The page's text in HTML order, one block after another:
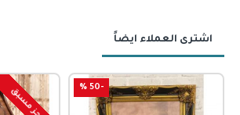
اشترى العملاء ايضاً
-50 % حجز مسبق